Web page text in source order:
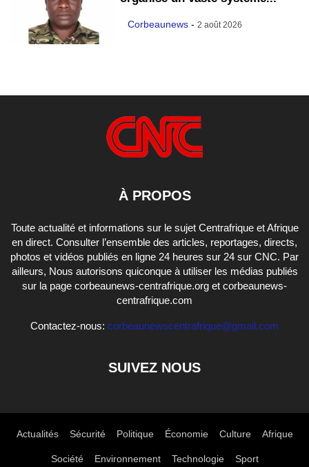
Corbeaunews - 2 août 2026
À PROPOS
Toute actualité et informations sur le sujet Centrafrique et Afrique
en direct. Consulter l’ensemble des articles, reportages, directs,
photos et vidéos publiés en ligne 24 heures sur 24 sur CNC. Par
ailleurs, Nous autorisons quiconque à utiliser les médias publiés
sur la page corbeaunews-centrafrique.org et corbeaunews-
centrafrique.com
Contactez-nous: corbeaunewscentrafrique@gmail.com
SUIVEZ NOUS
Actualités Sécurité Politique Économie Culture Afrique
Société Environnement Technologie Sport